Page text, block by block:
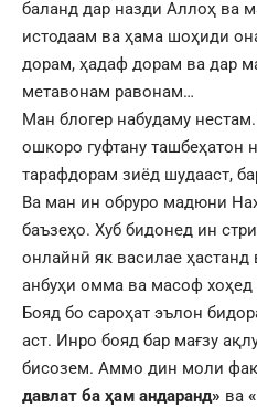
баланд дар назди Аллоҳ ва
истодаам ва ҳама шоҳиди
дорам, ҳадаф дорам ва дар
метавонам равонам…
Ман блогер набудаму
ошкоро гуфтану ташбеҳатон
тарафдорам зиёд шудааст,
Ва ман ин обруро мадюни
баъзеҳо. Хуб бидонед ин
онлайнӣ як василае
анбуҳи омма ва масоф хоҳед
Бояд бо сароҳат эълон
аст. Инро бояд бар мағзу
бисозем. Аммо дин моли
давлат ба ҳам андаранд» ва